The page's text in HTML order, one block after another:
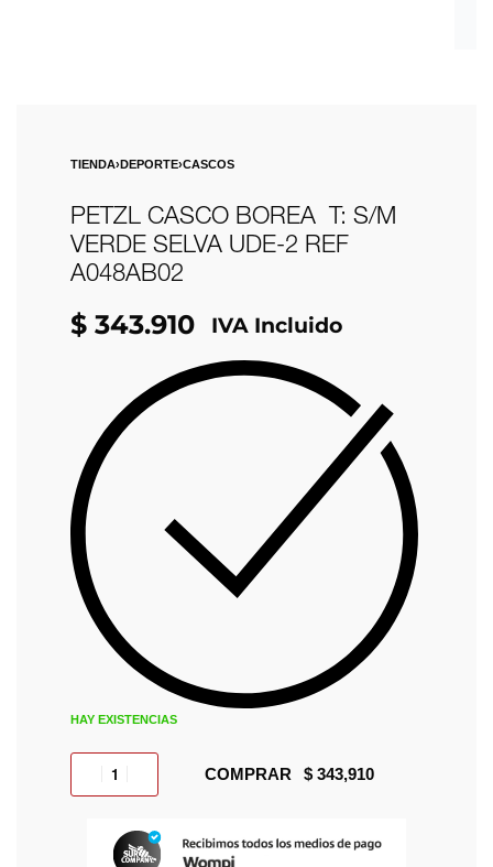
TIENDA›DEPORTE›CASCOS
PETZL CASCO BOREA T: S/M
VERDE SELVA UDE-2 REF
A048AB02
$ 343.910 IVA Incluido
HAY EXISTENCIAS
COMPRAR